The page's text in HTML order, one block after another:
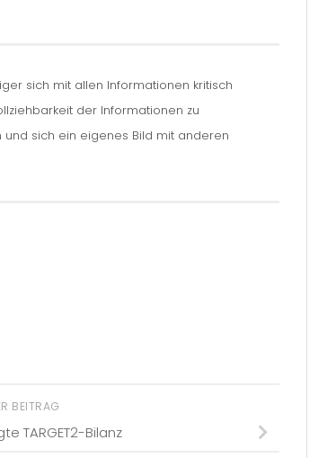
sich mit allen Informationen kritisch
der Informationen zu
sich ein eigenes Bild mit anderen
BEITRAG
TARGET2-Bilanz